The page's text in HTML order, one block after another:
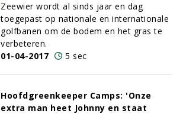
Zeewier wordt al sinds jaar en dag
toegepast op nationale en internationale
golfbanen om de bodem en het gras te
verbeteren.
01-04-2017
5 sec
Hoofdgreenkeeper Camps: 'Onze
extra man heet Johnny en staat